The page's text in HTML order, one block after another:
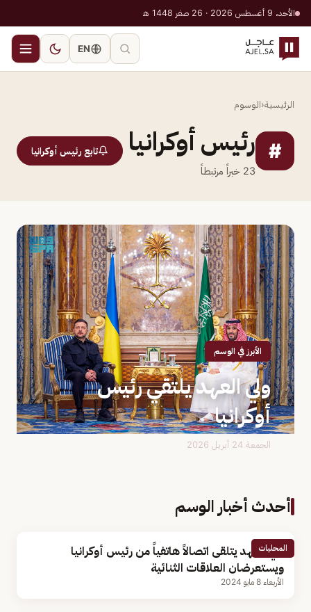
الأحد، 9 أغسطس 2026 · 26 صفر 1448 هـ
EN
الرئيسية‹الوسوم
# رئيس أوكرانيا
23 خبراً مرتبطاً
تابع رئيس أوكرانيا
الأبرز في الوسم
ولي العهد يلتقي رئيس
أوكرانيا
الجمعة 24 أبريل 2026
أحدث أخبار الوسم
المحليات
ولي العهد يتلقى اتصالاً هاتفياً من رئيس أوكرانيا
ويستعرضان العلاقات الثنائية
الأربعاء 8 مايو 2024